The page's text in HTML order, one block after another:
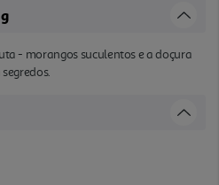
- morangos suculentos e a doçura